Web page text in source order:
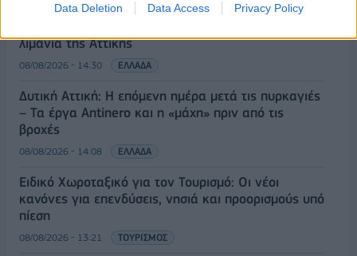
Data Deletion Data Access Privacy Policy
Κορυφώνεται η έξοδος του Αυγούστου – Πάνω από
λιμάνια της Αττικής
08/08/2026 - 14:30 ΕΛΛΑΔΑ
Δυτική Αττική: Η επόμενη ημέρα μετά τις πυρκαγιές
– Τα έργα Antinero και η «μάχη» πριν από τις
βροχές
08/08/2026 - 14:08 ΕΛΛΑΔΑ
Ειδικό Χωροταξικό για τον Τουρισμό: Οι νέοι
κανόνες για επενδύσεις, νησιά και προορισμούς υπό
πίεση
08/08/2026 - 13:21 ΤΟΥΡΙΣΜΟΣ